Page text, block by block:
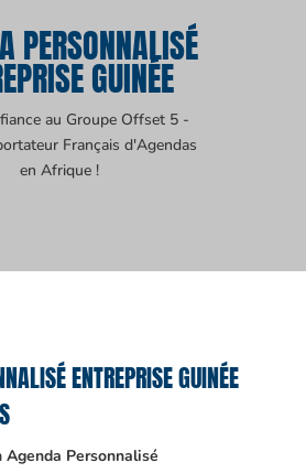
PERSONNALISÉ
GUINÉE
au Groupe Offset 5 -
Français d'Agendas
en Afrique !
ENTREPRISE GUINÉE
Agenda Personnalisé